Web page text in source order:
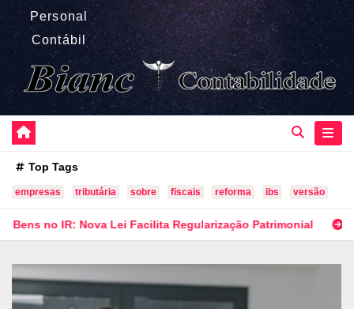
Personal
Contábil
Top Tags
empresas tributária sobre fiscais reforma ibs versão
Lei Facilita Regularização Patrimonial Receita Federal